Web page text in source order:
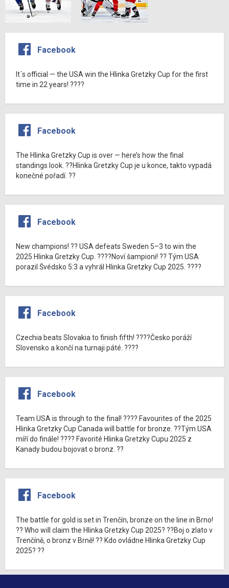
Facebook
It´s official — the USA win the Hlinka Gretzky Cup for the first
time in 22 years! ????
Facebook
The Hlinka Gretzky Cup is over — here’s how the final
standings look. ??Hlinka Gretzky Cup je u konce, takto vypadá
konečné pořadí. ??
Facebook
New champions! ?? USA defeats Sweden 5–3 to win the
2025 Hlinka Gretzky Cup. ????Noví šampioni! ?? Tým USA
porazil Švédsko 5:3 a vyhrál Hlinka Gretzky Cup 2025. ????
Facebook
Czechia beats Slovakia to finish fifth! ????Česko poráží
Slovensko a končí na turnaji páté. ????
Facebook
Team USA is through to the final! ???? Favourites of the 2025
Hlinka Gretzky Cup Canada will battle for bronze. ??Tým USA
míří do finále! ???? Favorité Hlinka Gretzky Cupu 2025 z
Kanady budou bojovat o bronz. ??
Facebook
The battle for gold is set in Trenčín, bronze on the line in Brno!
?? Who will claim the Hlinka Gretzky Cup 2025? ??Boj o zlato v
Trenčíně, o bronz v Brně! ?? Kdo ovládne Hlinka Gretzky Cup
2025? ??